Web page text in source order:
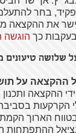
בחר
את ההקצאה
כך הוגשה
שלושה טיעונים
ההקצאה על
ההקצאה
הקרקעות
הארוך
ההתפתחות